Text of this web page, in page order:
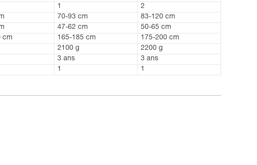
1
2
70-93 cm
83-120 cm
47-62 cm
50-65 cm
cm 165-185 cm
175-200 cm
2100 g
2200 g
3 ans
3 ans
1 1